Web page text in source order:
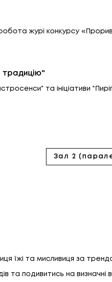
журі конкурсу
традицію"
та ініціативи
Зал 2
їжі та мисливиця за
та подивитись на визначні